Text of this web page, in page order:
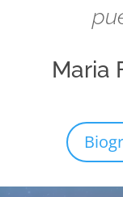
Maria